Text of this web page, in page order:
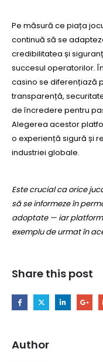
Pe măsură ce piața
continuă să se
credibilitatea și
succesul operatorilor.
casino se diferențiază
transparență,
de încredere pentru
Alegerea acestor
o experiență sigură și
industriei globale.
Este crucial ca orice
să se informeze în
adoptate — iar
exemplu de urmat în
Share this post
Author